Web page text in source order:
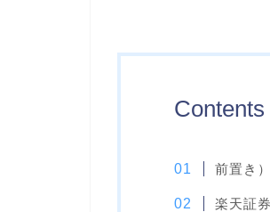
Contents
前置き
楽天証